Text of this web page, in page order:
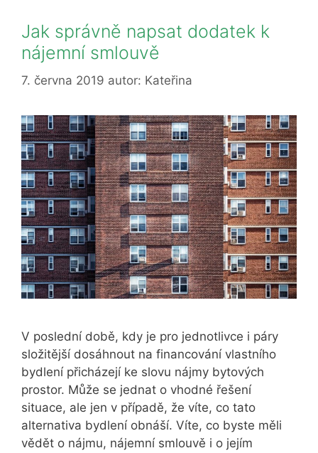
Jak správně napsat dodatek k
nájemní smlouvě
7. června 2019 autor: Kateřina
V poslední době, kdy je pro jednotlivce i páry
složitější dosáhnout na financování vlastního
bydlení přicházejí ke slovu nájmy bytových
prostor. Může se jednat o vhodné řešení
situace, ale jen v případě, že víte, co tato
alternativa bydlení obnáší. Víte, co byste měli
vědět o nájmu, nájemní smlouvě i o jejím